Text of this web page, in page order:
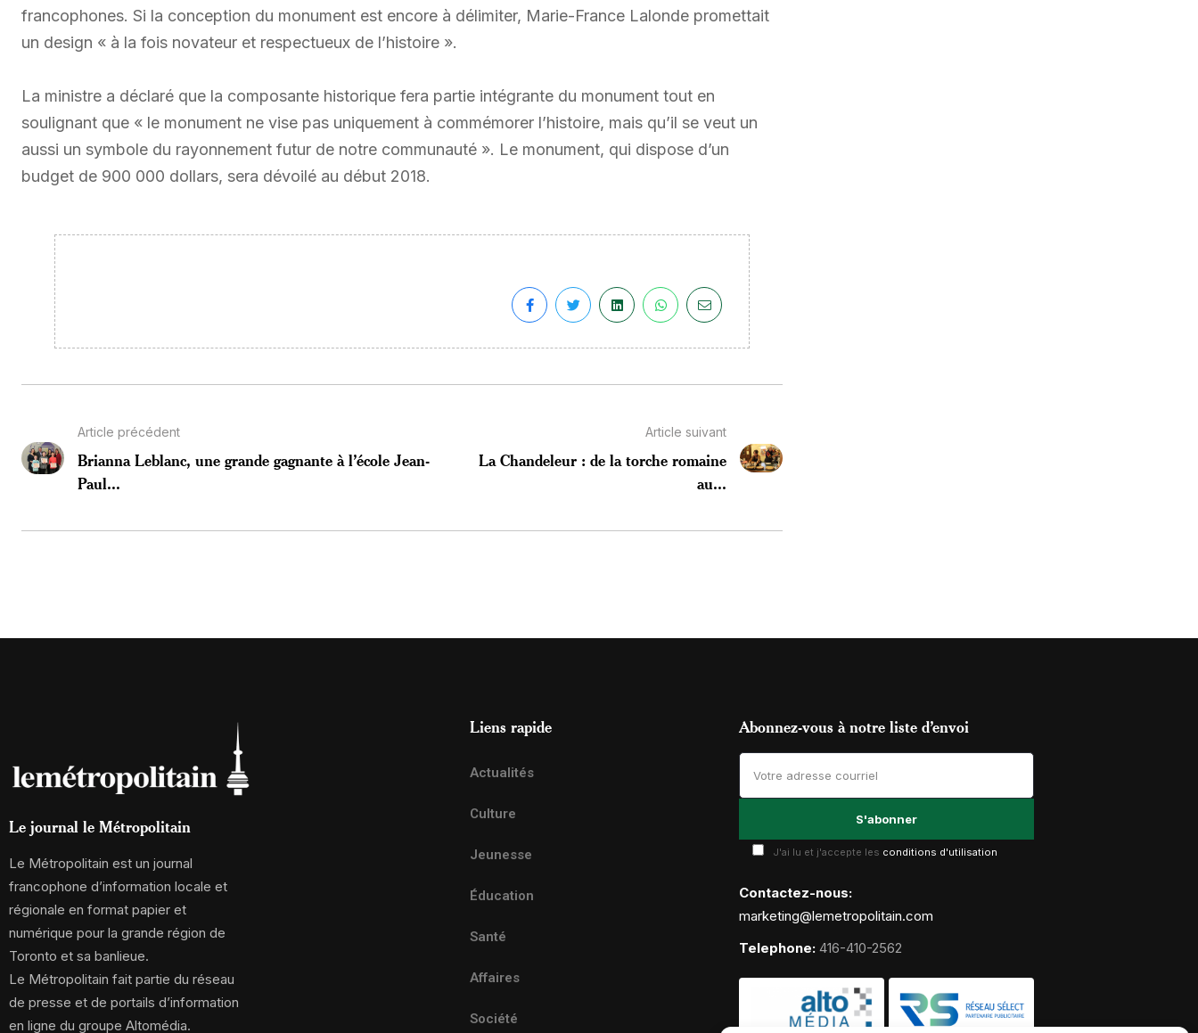
francophones. Si la conception du monument est encore à délimiter, Marie-France Lalonde promettait
un design « à la fois novateur et respectueux de l’histoire ».
La ministre a déclaré que la composante historique fera partie intégrante du monument tout en
soulignant que « le monument ne vise pas uniquement à commémorer l’histoire, mais qu’il se veut un
aussi un symbole du rayonnement futur de notre communauté ». Le monument, qui dispose d’un
budget de 900 000 dollars, sera dévoilé au début 2018.
Article précédent
Brianna Leblanc, une grande gagnante à l’école Jean-
Paul...
Article suivant
La Chandeleur : de la torche romaine
au...
Le journal le Métropolitain
Le Métropolitain est un journal
francophone d’information locale et
régionale en format papier et
numérique pour la grande région de
Toronto et sa banlieue.
Le Métropolitain fait partie du réseau
de presse et de portails d’information
en ligne du groupe Altomédia.
Liens rapide
Actualités
Culture
Jeunesse
Éducation
Santé
Affaires
Société
Abonnez-vous à notre liste d’envoi
J'ai lu et j'accepte les conditions d'utilisation
Contactez-nous:
marketing@lemetropolitain.com
Telephone: 416-410-2562